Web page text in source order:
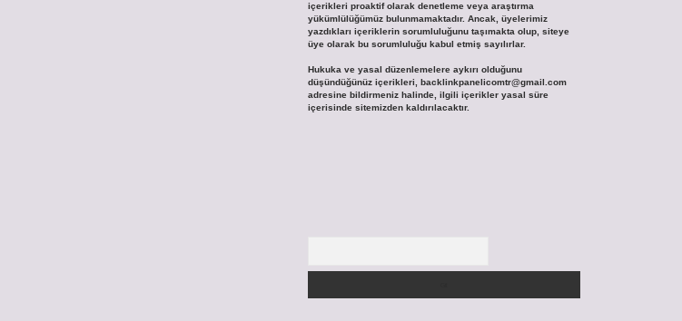
içerikleri proaktif olarak denetleme veya araştırma
yükümlülüğümüz bulunmamaktadır. Ancak, üyelerimiz
yazdıkları içeriklerin sorumluluğunu taşımakta olup, siteye
üye olarak bu sorumluluğu kabul etmiş sayılırlar.
Hukuka ve yasal düzenlemelere aykırı olduğunu
düşündüğünüz içerikleri, backlinkpanelicomtr@gmail.com
adresine bildirmeniz halinde, ilgili içerikler yasal süre
içerisinde sitemizden kaldırılacaktır.